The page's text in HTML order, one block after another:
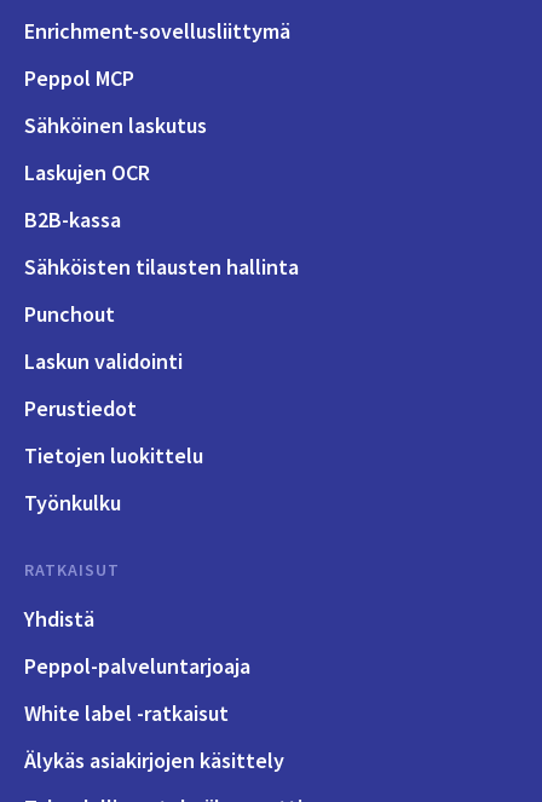
Enrichment-sovellusliittymä
Peppol MCP
Sähköinen laskutus
Laskujen OCR
B2B-kassa
Sähköisten tilausten hallinta
Punchout
Laskun validointi
Perustiedot
Tietojen luokittelu
Työnkulku
RATKAISUT
Yhdistä
Peppol-palveluntarjoaja
White label -ratkaisut
Älykäs asiakirjojen käsittely